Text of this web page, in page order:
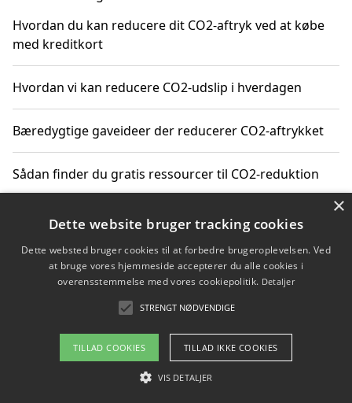
Hvordan du kan reducere dit CO2-aftryk ved at købe
med kreditkort
Hvordan vi kan reducere CO2-udslip i hverdagen
Bæredygtige gaveideer der reducerer CO2-aftrykket
Sådan finder du gratis ressourcer til CO2-reduktion
Hvordan gadgets til hjemmet kan reducere CO2-udslip
Copyright 2026 - Pilanto Aps
Om / kontakt
Blog Betingelser
×
Dette website bruger tracking cookies
Dette websted bruger cookies til at forbedre brugeroplevelsen. Ved
at bruge vores hjemmeside accepterer du alle cookies i
overensstemmelse med vores cookiepolitik. Detaljer
STRENGT NØDVENDIGE
TILLAD COOKIES TILLAD IKKE COOKIES
VIS DETALJER